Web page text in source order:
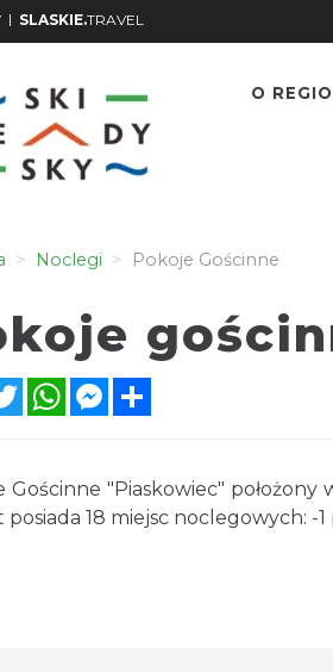
| SLASKIE.TRAVEL
O
Noclegi Pokoje Gościnne
TwitterWhatsAppMessenger
Gościnne "Piaskowiec"
posiada 18 miejsc noclegowych: -